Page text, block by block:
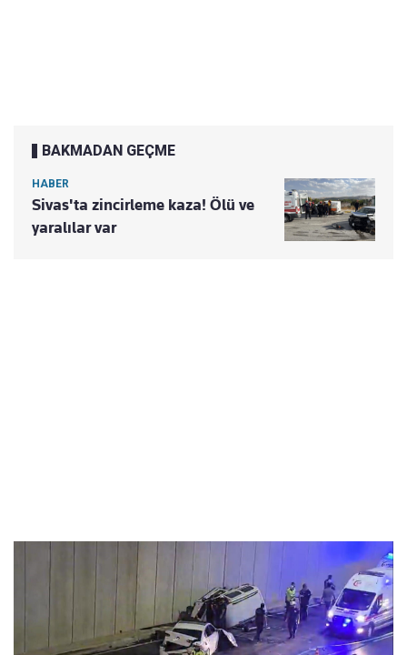
BAKMADAN GEÇME
HABER
Sivas'ta zincirleme kaza! Ölü ve
yaralılar var